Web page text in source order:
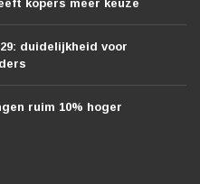
kopers meer keuze
duidelijkheid voor
ruim 10% hoger